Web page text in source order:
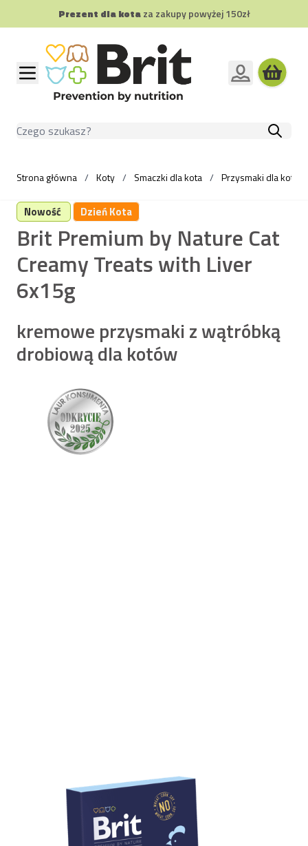
Prezent dla kotaza zakupy powyżej 150zł
Przejdź do treści
Szukaj
Strona główna / Koty / Smaczki dla kota / Przysmaki dla kotów
Nowość Dzień Kota
Brit Premium by Nature Cat
Creamy Treats with Liver
6x15g
kremowe przysmaki z wątróbką
drobiową dla kotów